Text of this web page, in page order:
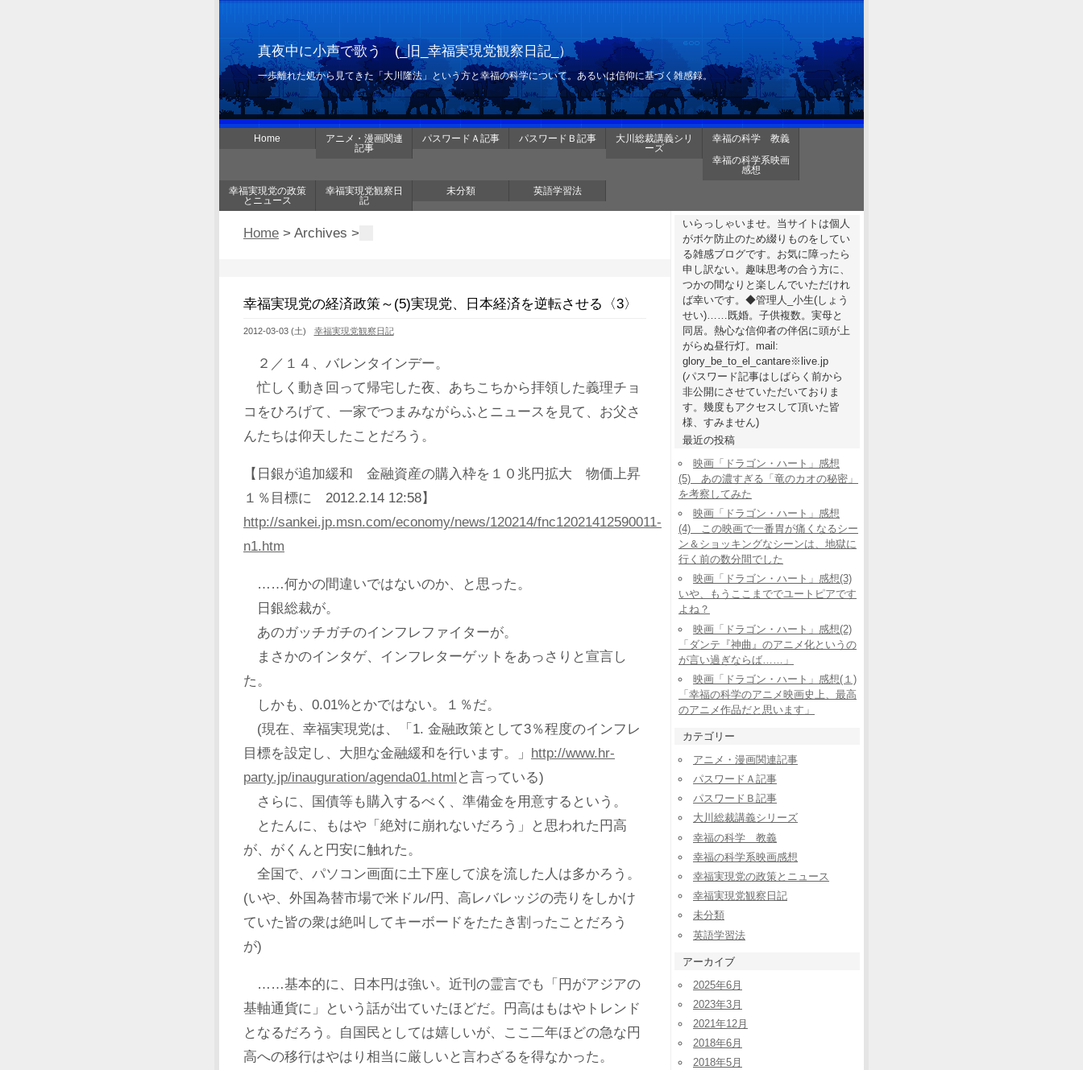
真夜中に小声で歌う (_旧_幸福実現党観察日記_）
一歩離れた処から見てきた「大川隆法」という方と幸福の科学について。あるいは信仰に基づく雑感録。
Home
アニメ・漫画関連
記事
パスワードＡ記事 パスワードＢ記事
大川総裁講義シリ
ーズ
幸福の科学 教義
幸福の科学系映画
感想
幸福実現党の政策
とニュース
幸福実現党観察日
記
未分類 英語学習法
Home > Archives >
幸福実現党の経済政策～(5)実現党、日本経済を逆転させる〈3〉
2012-03-03 (土) 幸福実現党観察日記
２／１４、バレンタインデー。
忙しく動き回って帰宅した夜、あちこちから拝領した義理チョ
コをひろげて、一家でつまみながらふとニュースを見て、お父さ
んたちは仰天したことだろう。
【日銀が追加緩和 金融資産の購入枠を１０兆円拡大 物価上昇
１％目標に 2012.2.14 12:58】
http://sankei.jp.msn.com/economy/news/120214/fnc12021412590011-
n1.htm
……何かの間違いではないのか、と思った。
日銀総裁が。
あのガッチガチのインフレファイターが。
まさかのインタゲ、インフレターゲットをあっさりと宣言し
た。
しかも、0.01%とかではない。１％だ。
(現在、幸福実現党は、「1. 金融政策として3％程度のインフレ
目標を設定し、大胆な金融緩和を行います。」 http://www.hr-
party.jp/inauguration/agenda01.html と言っている)
さらに、国債等も購入するべく、準備金を用意するという。
とたんに、もはや「絶対に崩れないだろう」と思われた円高
が、がくんと円安に触れた。
全国で、パソコン画面に土下座して涙を流した人は多かろう。
(いや、外国為替市場で米ドル/円、高レバレッジの売りをしかけ
ていた皆の衆は絶叫してキーボードをたたき割ったことだろう
が)
……基本的に、日本円は強い。近刊の霊言でも「円がアジアの
基軸通貨に」という話が出ていたほどだ。円高はもはやトレンド
となるだろう。自国民としては嬉しいが、ここ二年ほどの急な円
高への移行はやはり相当に厳しいと言わざるを得なかった。
いらっしゃいませ。当サイトは個人
がボケ防止のため綴りものをしてい
る雑感ブログです。お気に障ったら
申し訳ない。趣味思考の合う方に、
つかの間なりと楽しんでいただけれ
ば幸いです。◆管理人_小生(しょう
せい)……既婚。子供複数。実母と
同居。熱心な信仰者の伴侶に頭が上
がらぬ昼行灯。mail:
glory_be_to_el_cantare※live.jp
(パスワード記事はしばらく前から
非公開にさせていただいておりま
す。幾度もアクセスして頂いた皆
様、すみません)
最近の投稿
映画「ドラゴン・ハート」感想
(5) あの濃すぎる「竜のカオの秘密」
を考察してみた
映画「ドラゴン・ハート」感想
(4) この映画で一番胃が痛くなるシー
ン＆ショッキングなシーンは、地獄に
行く前の数分間でした
映画「ドラゴン・ハート」感想(3)
いや、もうここまででユートピアです
よね？
映画「ドラゴン・ハート」感想(2)
「ダンテ『神曲』のアニメ化というの
が言い過ぎならば……」
映画「ドラゴン・ハート」感想(１)
「幸福の科学のアニメ映画史上、最高
のアニメ作品だと思います」
カテゴリー
アニメ・漫画関連記事
パスワードＡ記事
パスワードＢ記事
大川総裁講義シリーズ
幸福の科学 教義
幸福の科学系映画感想
幸福実現党の政策とニュース
幸福実現党観察日記
未分類
英語学習法
アーカイブ
2025年6月
2023年3月
2021年12月
2018年6月
2018年5月